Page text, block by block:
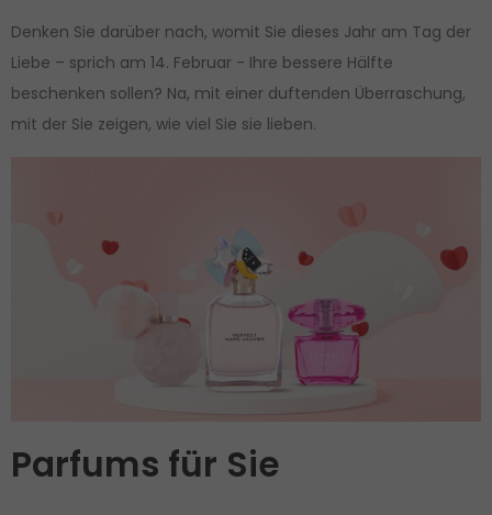
Denken Sie darüber nach, womit Sie dieses Jahr am Tag der
Liebe – sprich am 14. Februar - Ihre bessere Hälfte
beschenken sollen? Na, mit einer duftenden Überraschung,
mit der Sie zeigen, wie viel Sie sie lieben.
Parfums für Sie